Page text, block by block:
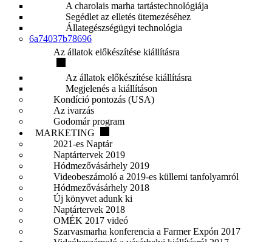
A charolais marha tartástechnológiája
Segédlet az elletés ütemezéséhez
Állategészségügyi technológia
6a74037b78696
Az állatok előkészítése kiállításra
Az állatok előkészítése kiállításra
Megjelenés a kiállításon
Kondíció pontozás (USA)
Az ivarzás
Godomár program
MARKETING
2021-es Naptár
Naptártervek 2019
Hódmezővásárhely 2019
Videobeszámoló a 2019-es küllemi tanfolyamról
Hódmezővásárhely 2018
Új könyvet adunk ki
Naptártervek 2018
OMÉK 2017 videó
Szarvasmarha konferencia a Farmer Expón 2017